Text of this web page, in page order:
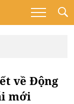
về Động
mới